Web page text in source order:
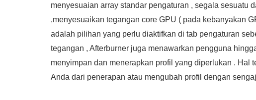
menyesuaian array standar pengaturan , segala sesuatu
,menyesuaikan tegangan core GPU ( pada kebanyakan
adalah pilihan yang perlu diaktifkan di tab pengaturan
tegangan , Afterburner juga menawarkan pengguna
menyimpan dan menerapkan profil yang diperlukan . Hal
Anda dari penerapan atau mengubah profil dengan